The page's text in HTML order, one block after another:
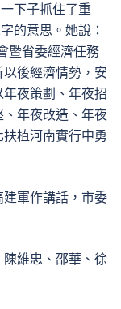
下子抓住了重
的意思。她說：
暨省委經濟任務
後經濟情勢，安
夜策劃、年夜招
年夜改造、年夜
植河南實行中勇
軍作講話，市委
維忠、邵華、徐